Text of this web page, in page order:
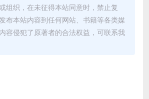
组织，在未征得本站同意时，禁止复
布本站内容到任何网站、书籍等各类媒
容侵犯了原著者的合法权益，可联系我